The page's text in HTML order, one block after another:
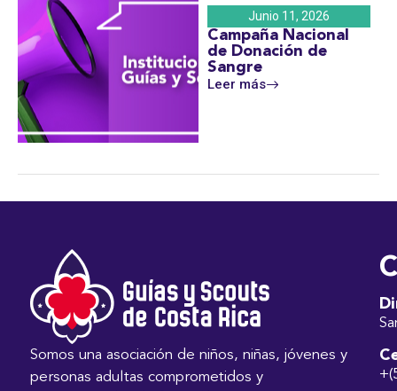
Junio 11, 2026
Campaña Nacional
de Donación de
Sangre
Leer más
Somos una asociación de niños, niñas, jóvenes y
personas adultas comprometidos y